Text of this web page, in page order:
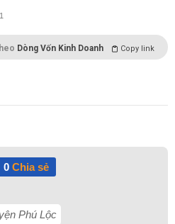
Dòng Vốn Kinh Doanh Copy link
0Chia sẻ
Phú Lộc